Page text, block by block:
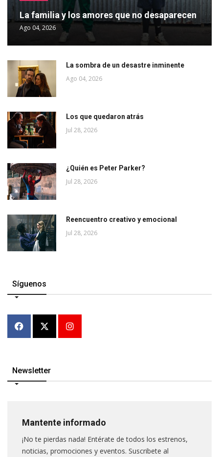
La familia y los amores que no desaparecen
Ago 04, 2026
La sombra de un desastre inminente
Ago 04, 2026
Los que quedaron atrás
Jul 28, 2026
¿Quién es Peter Parker?
Jul 28, 2026
Reencuentro creativo y emocional
Jul 28, 2026
Síguenos
Newsletter
Mantente informado
¡No te pierdas nada! Entérate de todos los estrenos,
noticias, promociones y eventos. Suscribete al